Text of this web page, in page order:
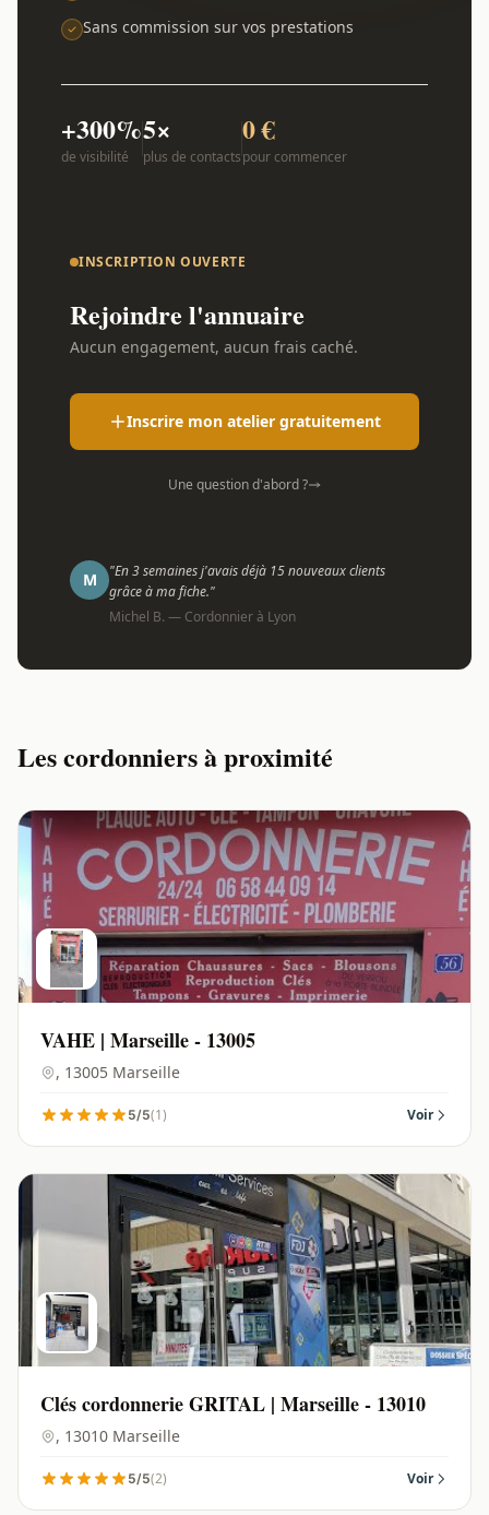
Sans commission sur vos prestations
+300%
de visibilité
5×
plus de contacts
0 €
pour commencer
INSCRIPTION OUVERTE
Rejoindre l'annuaire
Aucun engagement, aucun frais caché.
Inscrire mon atelier gratuitement
Une question d'abord ?
M
"En 3 semaines j'avais déjà 15 nouveaux clients
grâce à ma fiche."
Michel B. — Cordonnier à Lyon
Les cordonniers à proximité
VAHE | Marseille - 13005
, 13005 Marseille
5/5(1) Voir
Clés cordonnerie GRITAL | Marseille - 13010
, 13010 Marseille
5/5(2) Voir